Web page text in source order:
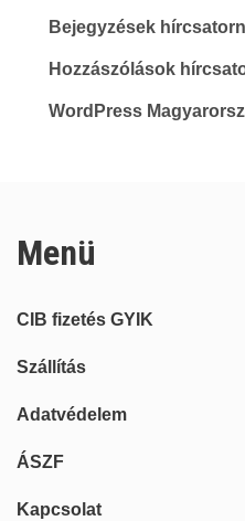
Bejegyzések
Hozzászólások
WordPress
Menü
CIB fizetés GYIK
Szállítás
Adatvédelem
ÁSZF
Kapcsolat